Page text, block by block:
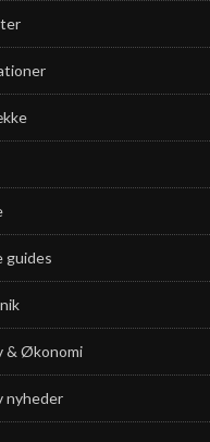
guides
& Økonomi
nyheder